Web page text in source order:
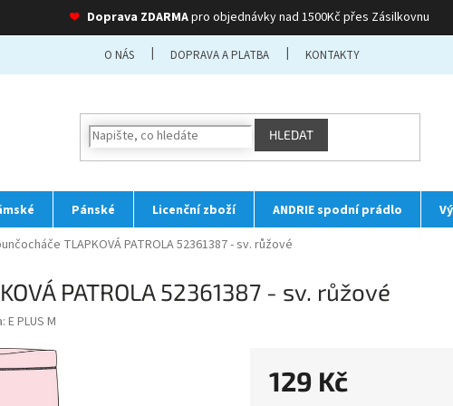
❤ Doprava ZDARMApro objednávky nad 1500Kč přes Zásilkovnu
O NÁS DOPRAVA A PLATBA KONTAKTY
HLEDAT
Pánské Licenční zboží ANDRIE spodní prádlo
TLAPKOVÁ PATROLA 52361387 - sv. růžové
PATROLA 52361387 - sv. růžové
E PLUS M
129 Kč